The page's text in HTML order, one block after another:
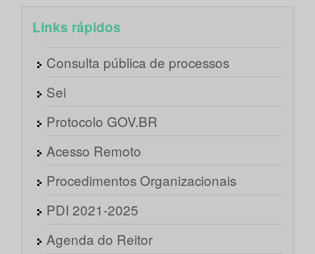
Links rápidos
Consulta pública de processos
Sei
Protocolo GOV.BR
Acesso Remoto
Procedimentos Organizacionais
PDI 2021-2025
Agenda do Reitor